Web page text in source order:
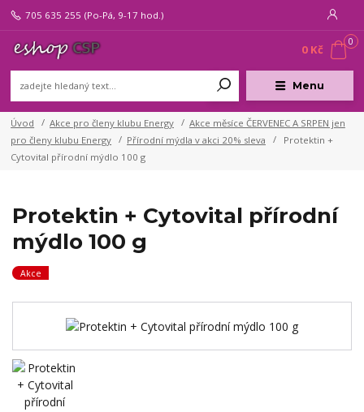
Menu
705 635 255 (Po-Pá, 9-17 hod.)
0
0 Kč
Úvod Akce pro členy klubu Energy
Akce měsíce ČERVENEC A SRPEN jen
pro členy klubu Energy
Přírodní mýdla v akci 20% sleva
Protektin +
Cytovital přírodní mýdlo 100 g
Protektin + Cytovital přírodní
mýdlo 100 g
Akce